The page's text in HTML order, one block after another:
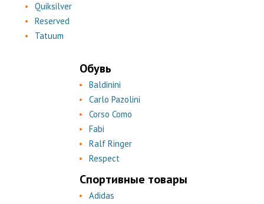
Quiksilver
Reserved
Tatuum
Обувь
Baldinini
Carlo Pazolini
Corso Como
Fabi
Ralf Ringer
Respect
Спортивные товары
Adidas